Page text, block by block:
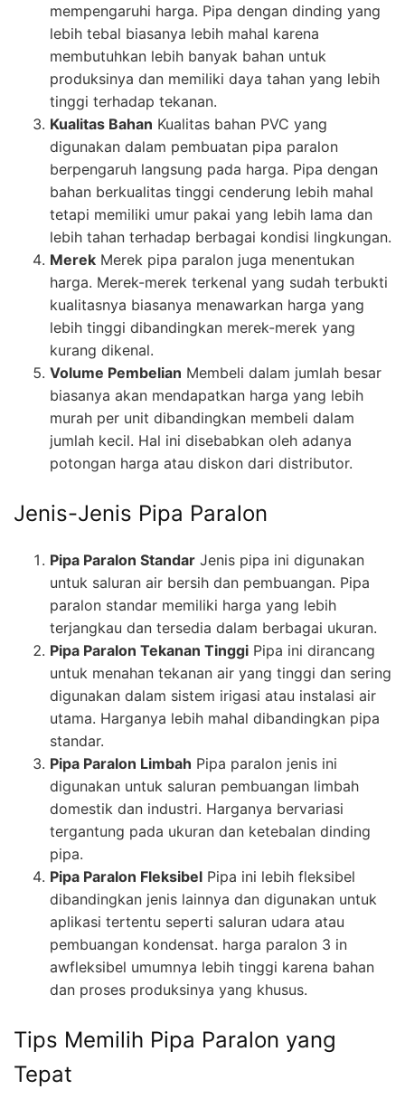
mempengaruhi harga. Pipa dengan dinding yang
lebih tebal biasanya lebih mahal karena
membutuhkan lebih banyak bahan untuk
produksinya dan memiliki daya tahan yang lebih
tinggi terhadap tekanan.
Kualitas Bahan Kualitas bahan PVC yang
digunakan dalam pembuatan pipa paralon
berpengaruh langsung pada harga. Pipa dengan
bahan berkualitas tinggi cenderung lebih mahal
tetapi memiliki umur pakai yang lebih lama dan
lebih tahan terhadap berbagai kondisi lingkungan.
Merek Merek pipa paralon juga menentukan
harga. Merek-merek terkenal yang sudah terbukti
kualitasnya biasanya menawarkan harga yang
lebih tinggi dibandingkan merek-merek yang
kurang dikenal.
Volume Pembelian Membeli dalam jumlah besar
biasanya akan mendapatkan harga yang lebih
murah per unit dibandingkan membeli dalam
jumlah kecil. Hal ini disebabkan oleh adanya
potongan harga atau diskon dari distributor.
Jenis-Jenis Pipa Paralon
Pipa Paralon Standar Jenis pipa ini digunakan
untuk saluran air bersih dan pembuangan. Pipa
paralon standar memiliki harga yang lebih
terjangkau dan tersedia dalam berbagai ukuran.
Pipa Paralon Tekanan Tinggi Pipa ini dirancang
untuk menahan tekanan air yang tinggi dan sering
digunakan dalam sistem irigasi atau instalasi air
utama. Harganya lebih mahal dibandingkan pipa
standar.
Pipa Paralon Limbah Pipa paralon jenis ini
digunakan untuk saluran pembuangan limbah
domestik dan industri. Harganya bervariasi
tergantung pada ukuran dan ketebalan dinding
pipa.
Pipa Paralon Fleksibel Pipa ini lebih fleksibel
dibandingkan jenis lainnya dan digunakan untuk
aplikasi tertentu seperti saluran udara atau
pembuangan kondensat. harga paralon 3 in
awfleksibel umumnya lebih tinggi karena bahan
dan proses produksinya yang khusus.
Tips Memilih Pipa Paralon yang
Tepat